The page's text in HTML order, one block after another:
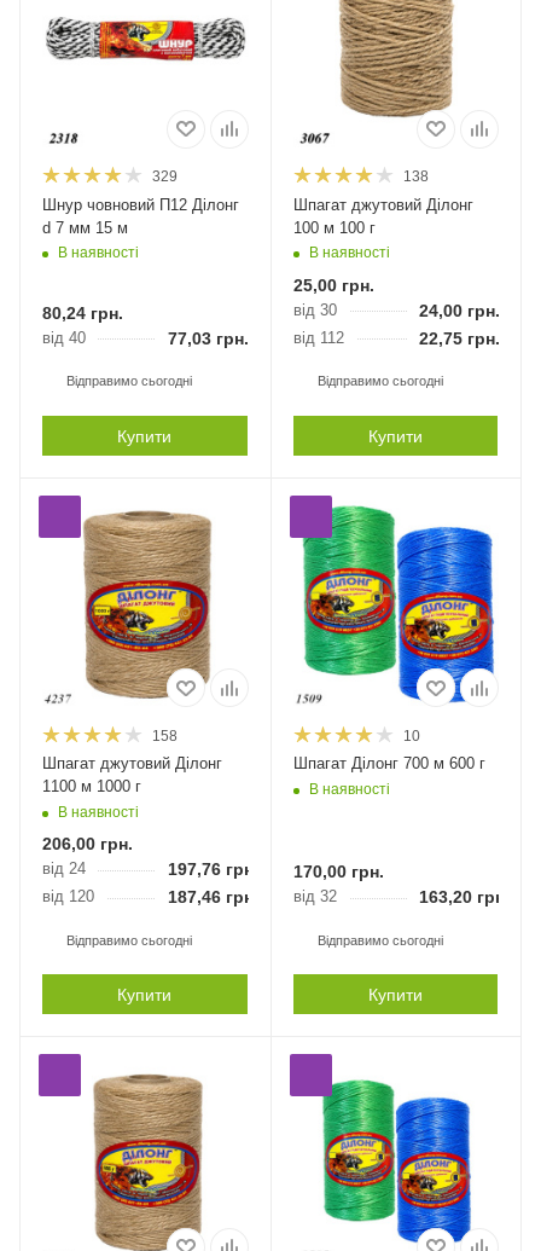
329
Шнур човновий П12 Ділонг
d 7 мм 15 м
В наявності
80,24 грн.
від 40 77,03 грн.
Відправимо сьогодні
Купити
138
Шпагат джутовий Ділонг
100 м 100 г
В наявності
25,00грн.
від 30 24,00грн.
від 112 22,75грн.
Відправимо сьогодні
Купити
158
Шпагат джутовий Ділонг
1100 м 1000 г
В наявності
206,00 грн.
від 24 197,76 грн.
від 120 187,46 грн.
Відправимо сьогодні
Купити
10
Шпагат Ділонг 700 м 600 г
В наявності
170,00грн.
від 32 163,20грн.
Відправимо сьогодні
Купити